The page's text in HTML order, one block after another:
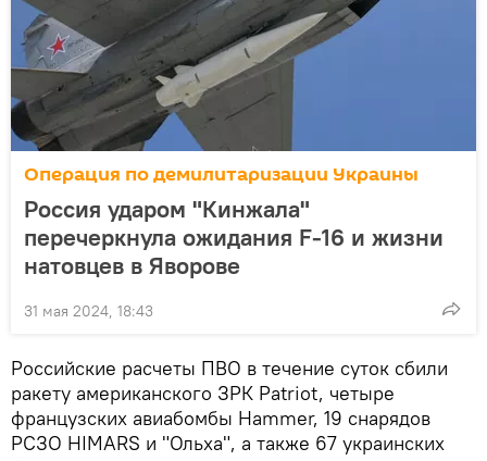
Операция по демилитаризации Украины
Россия ударом "Кинжала"
перечеркнула ожидания F-16 и жизни
натовцев в Яворове
31 мая 2024, 18:43
Российские расчеты ПВО в течение суток сбили
ракету американского ЗРК Patriot, четыре
французских авиабомбы Hammer, 19 снарядов
РСЗО HIMARS и "Ольха", а также 67 украинских